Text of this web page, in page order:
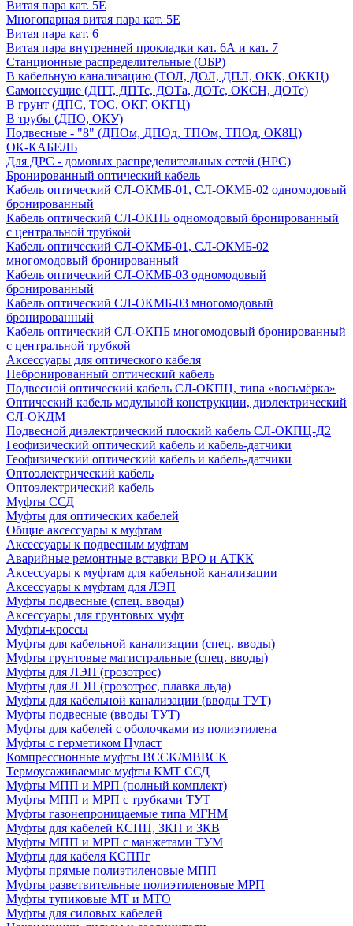
Витая пара кат. 5Е
Многопарная витая пара кат. 5E
Витая пара кат. 6
Витая пара внутренней прокладки кат. 6А и кат. 7
Станционные распределительные (ОБР)
В кабельную канализацию (ТОЛ, ДОЛ, ДПЛ, ОКК, ОККЦ)
Самонесущие (ДПТ, ДПТс, ДОТа, ДОТс, ОКСН, ДОТс)
В грунт (ДПС, ТОС, ОКГ, ОКГЦ)
В трубы (ДПО, ОКУ)
Подвесные - "8" (ДПОм, ДПОд, ТПОм, ТПОд, ОК8Ц)
ОК-КАБЕЛЬ
Для ДРС - домовых распределительных сетей (НРС)
Бронированный оптический кабель
Кабель оптический СЛ-ОКМБ-01, СЛ-ОКМБ-02 одномодовый
бронированный
Кабель оптический СЛ-ОКПБ одномодовый бронированный
с центральной трубкой
Кабель оптический СЛ-ОКМБ-01, СЛ-ОКМБ-02
многомодовый бронированный
Кабель оптический СЛ-ОКМБ-03 одномодовый
бронированный
Кабель оптический СЛ-ОКМБ-03 многомодовый
бронированный
Кабель оптический СЛ-ОКПБ многомодовый бронированный
с центральной трубкой
Аксессуары для оптического кабеля
Небронированный оптический кабель
Подвесной оптический кабель СЛ-ОКПЦ, типа «восьмёрка»
Оптический кабель модульной конструкции, диэлектрический
СЛ-ОКДМ
Подвесной диэлектрический плоский кабель СЛ-ОКПЦ-Д2
Геофизический оптический кабель и кабель-датчики
Геофизический оптический кабель и кабель-датчики
Оптоэлектрический кабель
Оптоэлектрический кабель
Муфты ССД
Муфты для оптических кабелей
Общие аксессуары к муфтам
Аксессуары к подвесным муфтам
Аварийные ремонтные вставки ВРО и АТКК
Аксессуары к муфтам для кабельной канализации
Аксессуары к муфтам для ЛЭП
Муфты подвесные (спец. вводы)
Аксессуары для грунтовых муфт
Муфты-кроссы
Муфты для кабельной канализации (спец. вводы)
Муфты грунтовые магистральные (спец. вводы)
Муфты для ЛЭП (грозотрос)
Муфты для ЛЭП (грозотрос, плавка льда)
Муфты для кабельной канализации (вводы ТУТ)
Муфты подвесные (вводы ТУТ)
Муфты для кабелей с оболочками из полиэтилена
Муфты с герметиком Пуласт
Компрессионные муфты BCCK/MBBCK
Термоусаживаемые муфты КМТ ССД
Муфты МПП и МРП (полный комплект)
Муфты МПП и МРП с трубками ТУТ
Муфты газонепроницаемые типа МГНМ
Муфты для кабелей КСПП, ЗКП и ЗКВ
Муфты МПП и МРП с манжетами ТУМ
Муфты для кабеля КСППг
Муфты прямые полиэтиленовые МПП
Муфты разветвительные полиэтиленовые МРП
Муфты тупиковые МТ и МТО
Муфты для силовых кабелей